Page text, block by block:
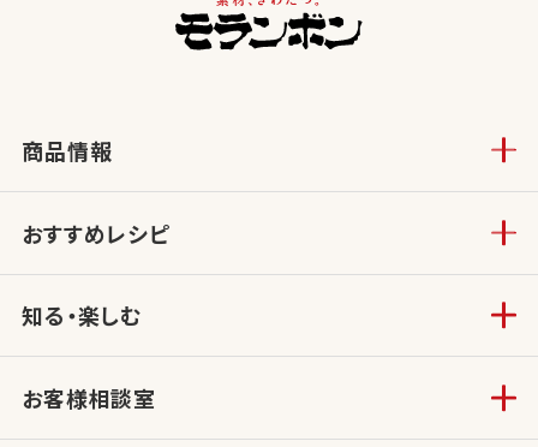
商品情報
おすすめレシピ
知る・楽しむ
お客様相談室